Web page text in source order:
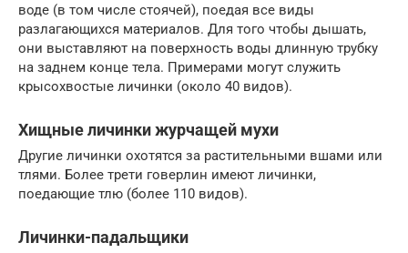
воде (в том числе стоячей), поедая все виды
разлагающихся материалов. Для того чтобы дышать,
они выставляют на поверхность воды длинную трубку
на заднем конце тела. Примерами могут служить
крысохвостые личинки (около 40 видов).
Хищные личинки журчащей мухи
Другие личинки охотятся за растительными вшами или
тлями. Более трети говерлин имеют личинки,
поедающие тлю (более 110 видов).
Личинки-падальщики